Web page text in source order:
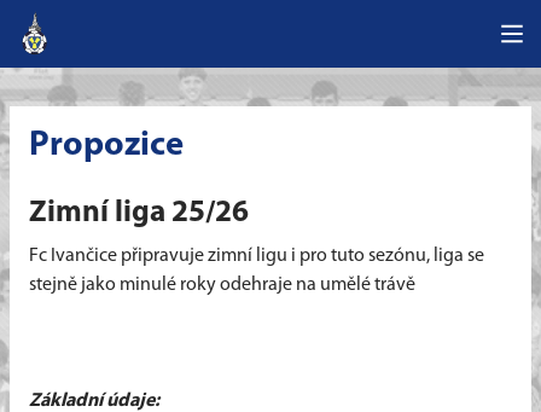
Propozice
Zimní liga 25/26
Fc Ivančice připravuje zimní ligu i pro tuto sezónu, liga se
stejně jako minulé roky odehraje na umělé trávě
Základní údaje: